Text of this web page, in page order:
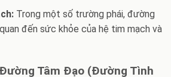
Trong một số trường phái, đường
đến sức khỏe của hệ tim mạch và
Tâm Đạo (Đường Tình